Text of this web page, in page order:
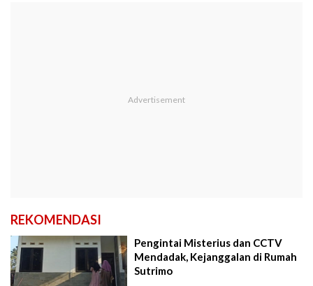
REKOMENDASI
Pengintai Misterius dan CCTV
Mendadak, Kejanggalan di Rumah
Sutrimo